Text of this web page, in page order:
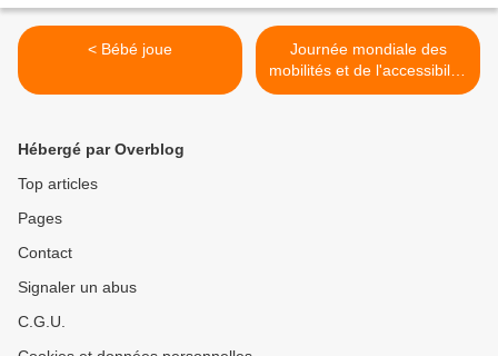
< Bébé joue
Journée mondiale des
mobilités et de l'accessibilité
>
Hébergé par Overblog
Top articles
Pages
Contact
Signaler un abus
C.G.U.